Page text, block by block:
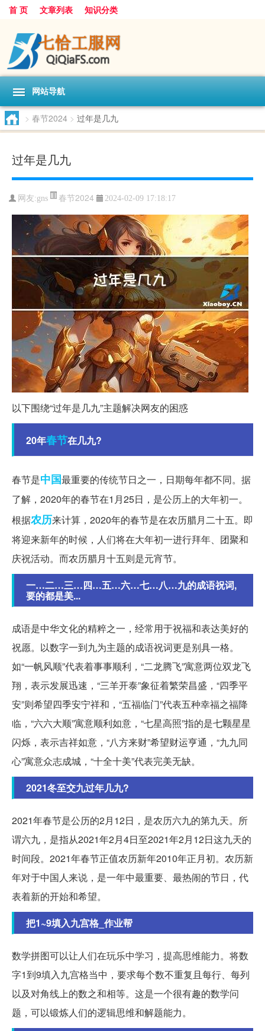
首 页 文章列表 知识分类
网站导航
> 春节2024 > 过年是几九
过年是几九
网友:gns 春节2024 2024-02-09 17:18:17
以下围绕“过年是几九”主题解决网友的困惑
20年春节在几九?
春节是中国最重要的传统节日之一，日期每年都不同。据
了解，2020年的春节在1月25日，是公历上的大年初一。
根据农历来计算，2020年的春节是在农历腊月二十五。即
将迎来新年的时候，人们将在大年初一进行拜年、团聚和
庆祝活动。而农历腊月十五则是元宵节。
一…二…三…四…五…六…七…八…九的成语祝词,
要的都是美...
成语是中华文化的精粹之一，经常用于祝福和表达美好的
祝愿。以数字一到九为主题的成语祝词更是别具一格。
如“一帆风顺”代表着事事顺利，“二龙腾飞”寓意两位双龙飞
翔，表示发展迅速，“三羊开泰”象征着繁荣昌盛，“四季平
安”则希望四季安宁祥和，“五福临门”代表五种幸福之福降
临，“六六大顺”寓意顺利如意，“七星高照”指的是七颗星星
闪烁，表示吉祥如意，“八方来财”希望财运亨通，“九九同
心”寓意众志成城，“十全十美”代表完美无缺。
2021冬至交九过年几九?
2021年春节是公历的2月12日，是农历六九的第九天。所
谓六九，是指从2021年2月4日至2021年2月12日这九天的
时间段。2021年春节正值农历新年2010年正月初。农历新
年对于中国人来说，是一年中最重要、最热闹的节日，代
表着新的开始和希望。
把1~9填入九宫格_作业帮
数学拼图可以让人们在玩乐中学习，提高思维能力。将数
字1到9填入九宫格当中，要求每个数不重复且每行、每列
以及对角线上的数之和相等。这是一个很有趣的数学问
题，可以锻炼人们的逻辑思维和解题能力。